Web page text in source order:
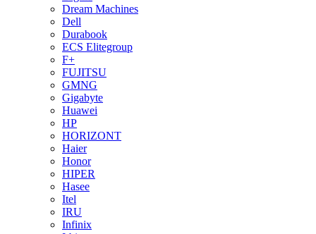
Dream Machines
Dell
Durabook
ECS Elitegroup
F+
FUJITSU
GMNG
Gigabyte
Huawei
HP
HORIZONT
Haier
Honor
HIPER
Hasee
Itel
IRU
Infinix